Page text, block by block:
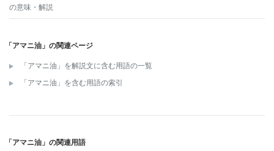
の意味・解説
「アマニ油」の関連ページ
「アマニ油」を解説文に含む用語の一覧
「アマニ油」を含む用語の索引
「アマニ油」の関連用語